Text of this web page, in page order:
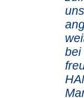
bei